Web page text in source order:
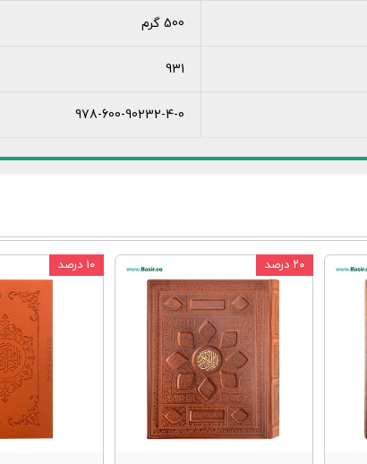
500 گرم
931
978-600-90232-4-0
۲۰ درصد ۱۰ درصد